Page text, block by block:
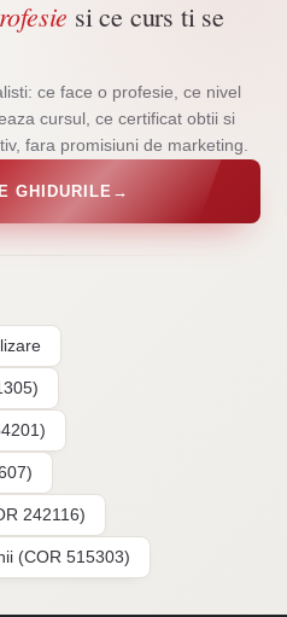
si ce curs ti se
ce face o profesie, ce nivel
cursul, ce certificat obtii si
fara promisiuni de marketing.
GHIDURILE →
242116)
(COR 515303)